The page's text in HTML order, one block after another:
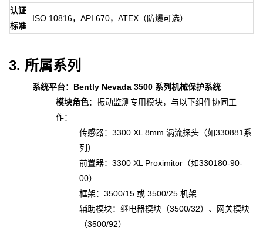
认证
标准
ISO 10816，API 670，ATEX（防爆可选）
3. 所属系列
系统平台： Bently Nevada 3500 系列机械保护系统
模块角色：振动监测专用模块，与以下组件协同工
作：
传感器：3300 XL 8mm 涡流探头（如330881系
列）
前置器：3300 XL Proximitor（如330180-90-
00）
框架：3500/15 或 3500/25 机架
辅助模块：继电器模块（3500/32）、网关模块
（3500/92）